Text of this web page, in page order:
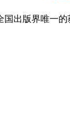
国出版界唯一